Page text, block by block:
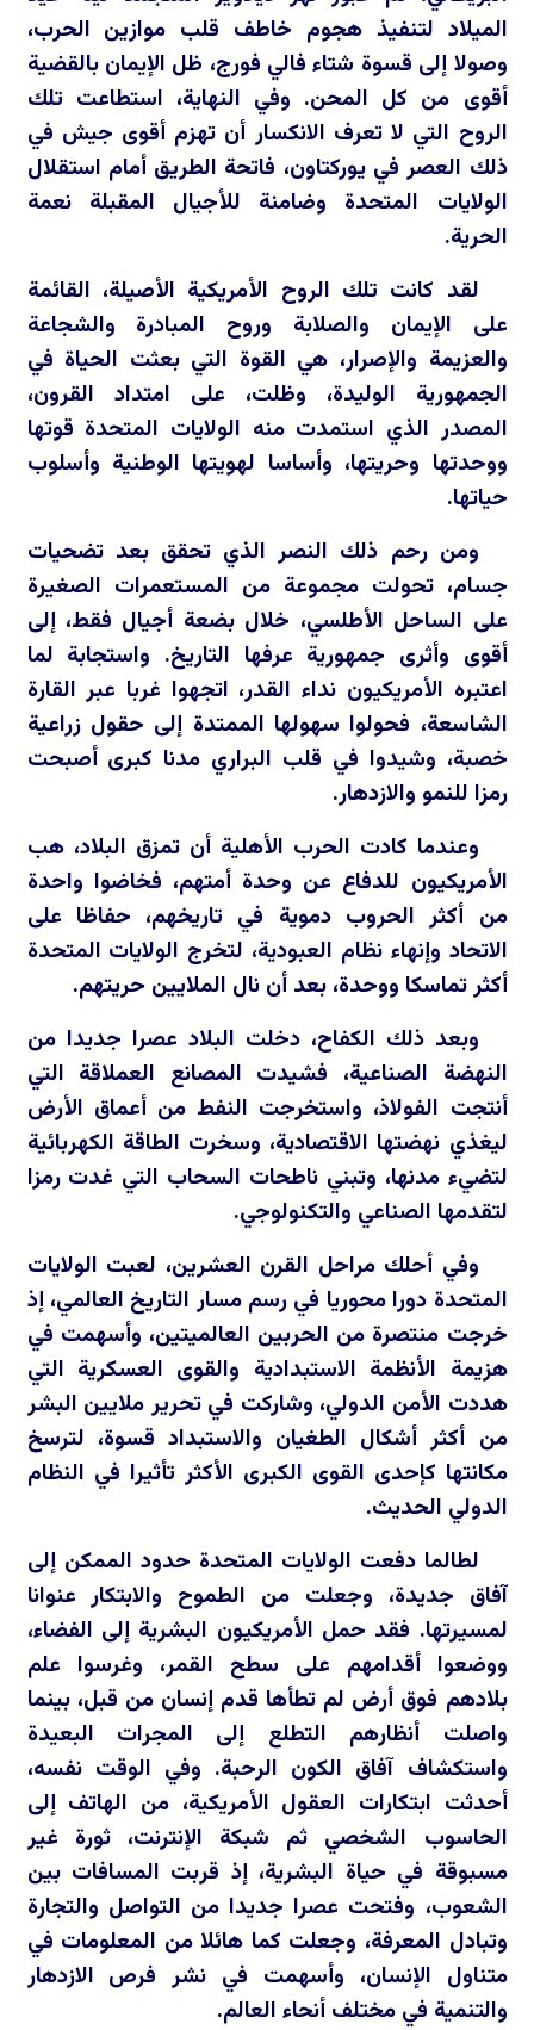
الميلاد لتنفيذ هجوم خاطف قلب موازين الحرب،
وصولا إلى قسوة شتاء فالي فورج، ظل الإيمان بالقضية
أقوى من كل المحن. وفي النهاية، استطاعت تلك
الروح التي لا تعرف الانكسار أن تهزم أقوى جيش في
ذلك العصر في يوركتاون، فاتحة الطريق أمام استقلال
الولايات المتحدة وضامنة للأجيال المقبلة نعمة
الحرية.
لقد كانت تلك الروح الأمريكية الأصيلة، القائمة
على الإيمان والصلابة وروح المبادرة والشجاعة
والعزيمة والإصرار، هي القوة التي بعثت الحياة في
الجمهورية الوليدة، وظلت، على امتداد القرون،
المصدر الذي استمدت منه الولايات المتحدة قوتها
ووحدتها وحريتها، وأساسا لهويتها الوطنية وأسلوب
حياتها.
ومن رحم ذلك النصر الذي تحقق بعد تضحيات
جسام، تحولت مجموعة من المستعمرات الصغيرة
على الساحل الأطلسي، خلال بضعة أجيال فقط، إلى
أقوى وأثرى جمهورية عرفها التاريخ. واستجابة لما
اعتبره الأمريكيون نداء القدر، اتجهوا غربا عبر القارة
الشاسعة، فحولوا سهولها الممتدة إلى حقول زراعية
خصبة، وشيدوا في قلب البراري مدنا كبرى أصبحت
رمزا للنمو والازدهار.
وعندما كادت الحرب الأهلية أن تمزق البلاد، هب
الأمريكيون للدفاع عن وحدة أمتهم، فخاضوا واحدة
من أكثر الحروب دموية في تاريخهم، حفاظا على
الاتحاد وإنهاء نظام العبودية، لتخرج الولايات المتحدة
أكثر تماسكا ووحدة، بعد أن نال الملايين حريتهم.
وبعد ذلك الكفاح، دخلت البلاد عصرا جديدا من
النهضة الصناعية، فشيدت المصانع العملاقة التي
أنتجت الفولاذ، واستخرجت النفط من أعماق الأرض
ليغذي نهضتها الاقتصادية، وسخرت الطاقة الكهربائية
لتضيء مدنها، وتبني ناطحات السحاب التي غدت رمزا
لتقدمها الصناعي والتكنولوجي.
وفي أحلك مراحل القرن العشرين، لعبت الولايات
المتحدة دورا محوريا في رسم مسار التاريخ العالمي، إذ
خرجت منتصرة من الحربين العالميتين، وأسهمت في
هزيمة الأنظمة الاستبدادية والقوى العسكرية التي
هددت الأمن الدولي، وشاركت في تحرير ملايين البشر
من أكثر أشكال الطغيان والاستبداد قسوة، لترسخ
مكانتها كإحدى القوى الكبرى الأكثر تأثيرا في النظام
الدولي الحديث.
لطالما دفعت الولايات المتحدة حدود الممكن إلى
آفاق جديدة، وجعلت من الطموح والابتكار عنوانا
لمسيرتها. فقد حمل الأمريكيون البشرية إلى الفضاء،
ووضعوا أقدامهم على سطح القمر، وغرسوا علم
بلادهم فوق أرض لم تطأها قدم إنسان من قبل، بينما
واصلت أنظارهم التطلع إلى المجرات البعيدة
واستكشاف آفاق الكون الرحبة. وفي الوقت نفسه،
أحدثت ابتكارات العقول الأمريكية، من الهاتف إلى
الحاسوب الشخصي ثم شبكة الإنترنت، ثورة غير
مسبوقة في حياة البشرية، إذ قربت المسافات بين
الشعوب، وفتحت عصرا جديدا من التواصل والتجارة
وتبادل المعرفة، وجعلت كما هائلا من المعلومات في
متناول الإنسان، وأسهمت في نشر فرص الازدهار
والتنمية في مختلف أنحاء العالم.